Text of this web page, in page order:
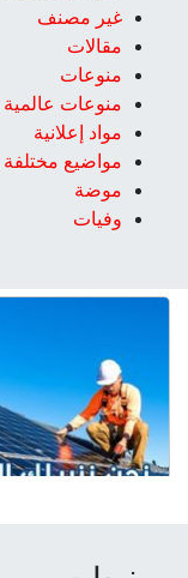
غير مصنف
مقالات
منوعات
منوعات عالمية
مواد إعلانية
مواضيع مختلفة
موضة
وفيات